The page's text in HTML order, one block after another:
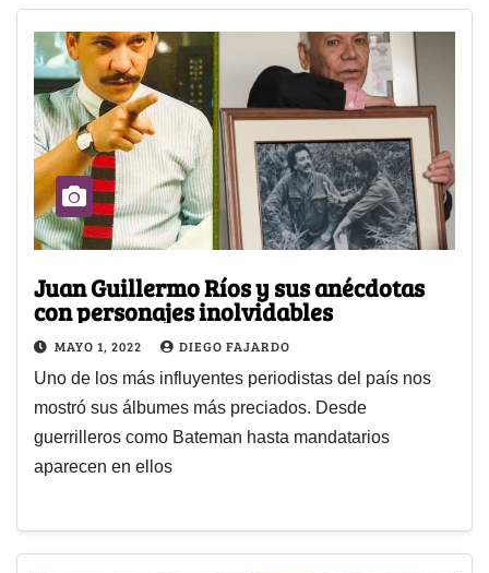
Juan Guillermo Ríos y sus anécdotas
con personajes inolvidables
MAYO 1, 2022 DIEGO FAJARDO
Uno de los más influyentes periodistas del país nos
mostró sus álbumes más preciados. Desde
guerrilleros como Bateman hasta mandatarios
aparecen en ellos